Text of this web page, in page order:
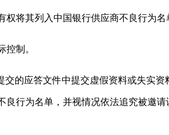
将其列入中国银行供应商不良行为名
制。
的应答文件中提交虚假资料或失实
行为名单，并视情况依法追究被邀请